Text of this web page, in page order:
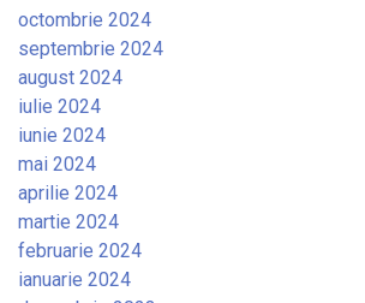
octombrie 2024
septembrie 2024
august 2024
iulie 2024
iunie 2024
mai 2024
aprilie 2024
martie 2024
februarie 2024
ianuarie 2024